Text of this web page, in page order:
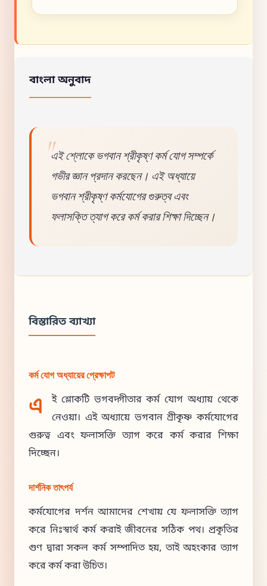
বাংলা অনুবাদ
এই শ্লোকে ভগবান শ্রীকৃষ্ণ কর্ম যোগ সম্পর্কে
গভীর জ্ঞান প্রদান করছেন। এই অধ্যায়ে
ভগবান শ্রীকৃষ্ণ কর্মযোগের গুরুত্ব এবং
ফলাসক্তি ত্যাগ করে কর্ম করার শিক্ষা দিচ্ছেন।
বিস্তারিত ব্যাখ্যা
কর্ম যোগ অধ্যায়ের প্রেক্ষাপট
এ
ই শ্লোকটি ভগবদ্গীতার কর্ম যোগ অধ্যায় থেকে
নেওয়া। এই অধ্যায়ে ভগবান শ্রীকৃষ্ণ কর্মযোগের
গুরুত্ব এবং ফলাসক্তি ত্যাগ করে কর্ম করার শিক্ষা
দিচ্ছেন।
দার্শনিক তাৎপর্য
কর্মযোগের দর্শন আমাদের শেখায় যে ফলাসক্তি ত্যাগ
করে নিঃস্বার্থ কর্ম করাই জীবনের সঠিক পথ। প্রকৃতির
গুণ দ্বারা সকল কর্ম সম্পাদিত হয়, তাই অহংকার ত্যাগ
করে কর্ম করা উচিত।